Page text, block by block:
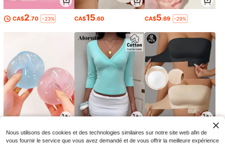
CA$2.70 -23% CA$15.60 CA$5.69 -29%
CA$4.79 -6% CA$9.58 CA$13.38
Nous utilisons des cookies et des technologies similaires sur notre site web afin de
vous fournir le service que vous avez demandé et de vous offrir la meilleure expérience